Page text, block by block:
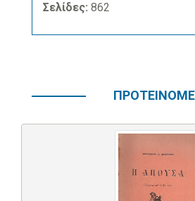
Σελίδες: 862